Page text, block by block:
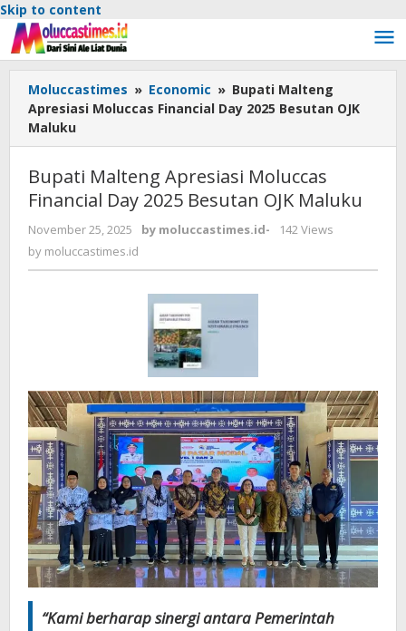
Skip to content
Moluccastimes » Economic » Bupati Malteng
Apresiasi Moluccas Financial Day 2025 Besutan OJK
Maluku
Bupati Malteng Apresiasi Moluccas
Financial Day 2025 Besutan OJK Maluku
November 25, 2025 by moluccastimes.id-
142 Views
by moluccastimes.id
“Kami berharap sinergi antara Pemerintah